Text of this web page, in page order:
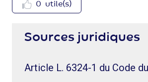
0 utile(s)
Sources juridiques
Article L. 6324-1 du Code